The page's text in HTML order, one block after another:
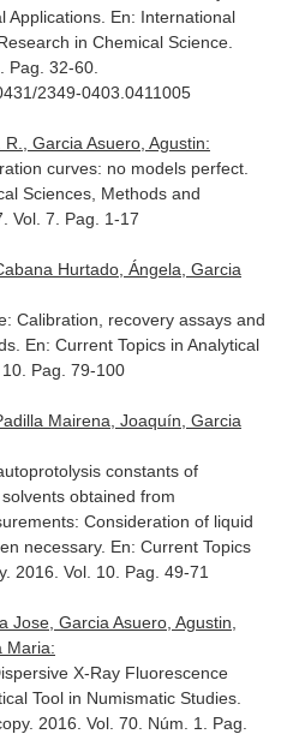
Applications. En: International
in Chemical Science.
Pag. 32-60.
2349-0403.0411005
Garcia Asuero, Agustin:
curves: no models perfect.
Sciences, Methods and
Vol. 7. Pag. 1-17
Hurtado, Ángela, Garcia
Calibration, recovery assays and
En: Current Topics in Analytical
Pag. 79-100
Mairena, Joaquín, Garcia
constants of
obtained from
Consideration of liquid
necessary. En: Current Topics
. 2016. Vol. 10. Pag. 49-71
Jose, Garcia Asuero, Agustin,
Maria:
X-Ray Fluorescence
Tool in Numismatic Studies.
. 2016. Vol. 70. Núm. 1. Pag.